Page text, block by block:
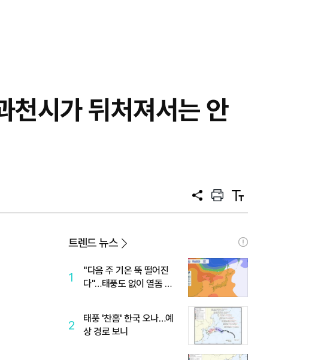
천시가 뒤처져서는 안
공
프
트
텍
트
트렌드 뉴스
1
"다음 주 기온 뚝 떨어진
다"…태풍도 없이 열돔 박
2
태풍 '찬홈' 한국 오나…예
상 경로 보니